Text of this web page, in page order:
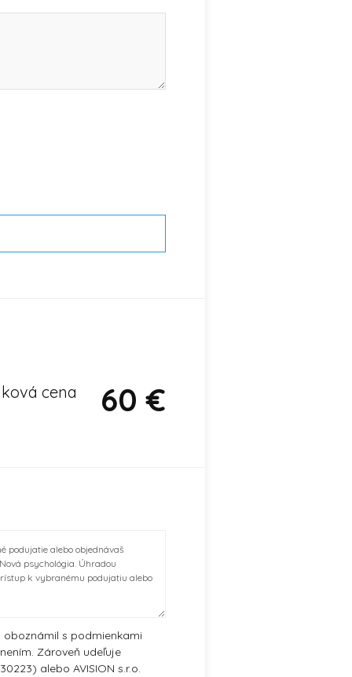
cena
60 €
podujatie alebo objednávaš
psychológia. Úhradou
k vybranému podujatiu alebo
s podmienkami
Zároveň udeľuje
alebo AVISION s.r.o.